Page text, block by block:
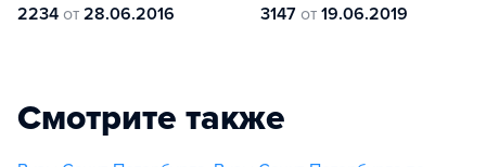
2234 от 28.06.2016
3147 от 19.06.2019
Смотрите также